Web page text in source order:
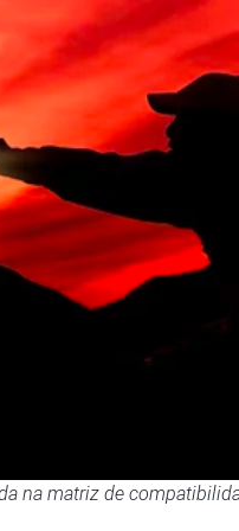
na matriz de